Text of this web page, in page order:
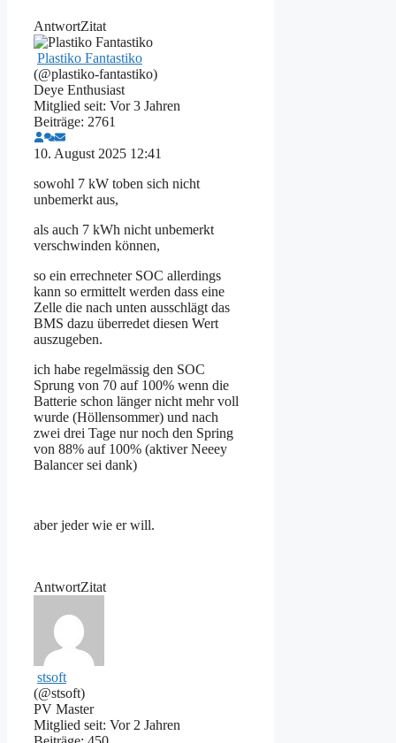
AntwortZitat
Plastiko Fantastiko
(@plastiko-fantastiko)
Deye Enthusiast
Mitglied seit: Vor 3 Jahren
Beiträge: 2761
10. August 2025 12:41
sowohl 7 kW toben sich nicht
unbemerkt aus,
als auch 7 kWh nicht unbemerkt
verschwinden können,
so ein errechneter SOC allerdings
kann so ermittelt werden dass eine
Zelle die nach unten ausschlägt das
BMS dazu überredet diesen Wert
auszugeben.
ich habe regelmässig den SOC
Sprung von 70 auf 100% wenn die
Batterie schon länger nicht mehr voll
wurde (Höllensommer) und nach
zwei drei Tage nur noch den Spring
von 88% auf 100% (aktiver Neeey
Balancer sei dank)
aber jeder wie er will.
AntwortZitat
stsoft
(@stsoft)
PV Master
Mitglied seit: Vor 2 Jahren